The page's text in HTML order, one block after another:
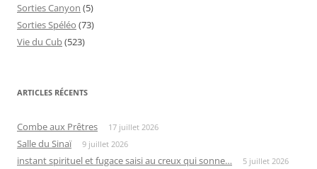
Sorties Canyon (5)
Sorties Spéléo (73)
Vie du Cub(523)
ARTICLES RÉCENTS
Combe aux Prêtres 17 juillet 2026
Salle du Sinaï 9 juillet 2026
instant spirituel et fugace saisi au creux qui sonne… 5 juillet 2026